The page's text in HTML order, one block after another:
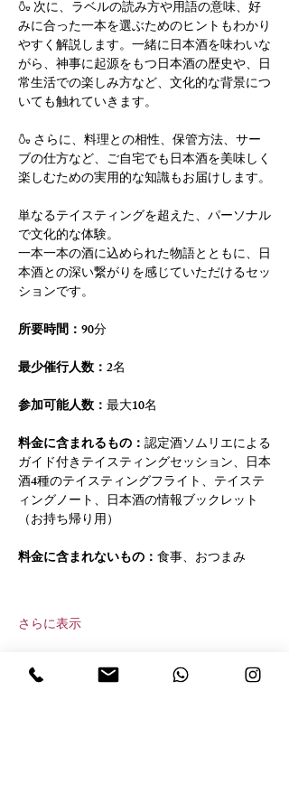
🍶 次に、ラベルの読み方や用語の意味、好
みに合った一本を選ぶためのヒントもわかり
やすく解説します。一緒に日本酒を味わいな
がら、神事に起源をもつ日本酒の歴史や、日
常生活での楽しみ方など、文化的な背景につ
いても触れていきます。
🍶 さらに、料理との相性、保管方法、サー
ブの仕方など、ご自宅でも日本酒を美味しく
楽しむための実用的な知識もお届けします。
単なるテイスティングを超えた、パーソナル
で文化的な体験。
一本一本の酒に込められた物語とともに、日
本酒との深い繋がりを感じていただけるセッ
ションです。
所要時間： 90分
最少催行人数： 2名
参加可能人数： 最大10名
料金に含まれるもの： 認定酒ソムリエによる
ガイド付きテイスティングセッション、日本
酒4種のテイスティングフライト、テイステ
ィングノート、日本酒の情報ブックレット
（お持ち帰り用）
料金に含まれないもの： 食事、おつまみ
さらに表示